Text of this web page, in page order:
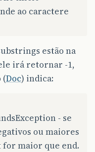
ao caractere
estão na
irá retornar -1,
(Doc) indica:
- se
ou maiores
maior que end.